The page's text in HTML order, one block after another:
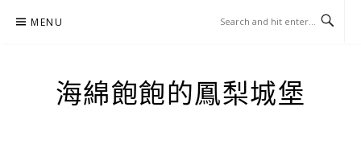
MENU
海綿飽飽的鳳梨城堡